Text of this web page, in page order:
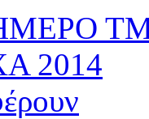
2014